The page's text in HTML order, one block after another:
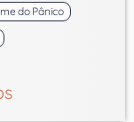
do Pânico